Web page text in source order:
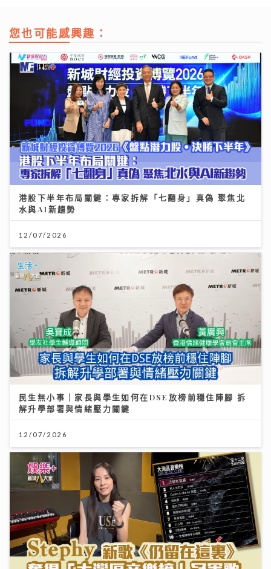
您也可能感興趣：
港股下半年布局關鍵：專家拆解「七翻身」真偽 聚焦北
水與AI新趨勢
12/07/2026
民生無小事｜家長與學生如何在DSE放榜前穩住陣腳 拆
解升學部署與情緒壓力關鍵
12/07/2026